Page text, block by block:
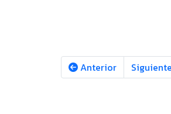
Anterior Siguiente